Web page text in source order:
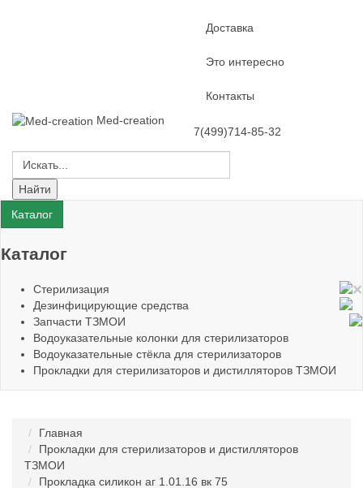
Доставка
Это интересно
Контакты
Med-creation
7(499)714-85-32
Каталог
Каталог
×
Стерилизация
Дезинфицирующие средства
Запчасти ТЗМОИ
Водоуказательные колонки для стерилизаторов
Водоуказательные стёкла для стерилизаторов
Прокладки для стерилизаторов и дистилляторов ТЗМОИ
Главная
Прокладки для стерилизаторов и дистилляторов
ТЗМОИ
Прокладка силикон аг 1.01.16 вк 75